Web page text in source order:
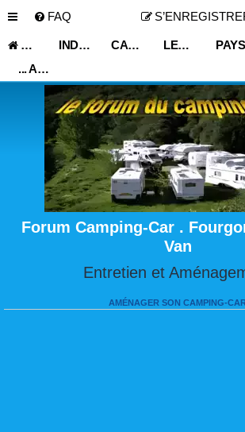
FAQ
ACCUEIL INDEX DU FORUM CARNET DE VOYAGE LES ASTUCES ET CONSEILS DE VOYAGE PAYS
... AUVERGNE ...
Forum Camping-Car .
Van
Entretien et
AMÉNAGER SON CAMPING-